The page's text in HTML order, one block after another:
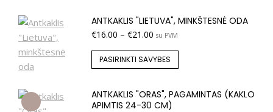
ANTKAKLIS "LIETUVA", MINKŠTESNĖ ODA
€16.00 – €21.00 su PVM
PASIRINKTI SAVYBES
ANTKAKLIS "ORAS", PAGAMINTAS (KAKLO
APIMTIS 24-30 CM)